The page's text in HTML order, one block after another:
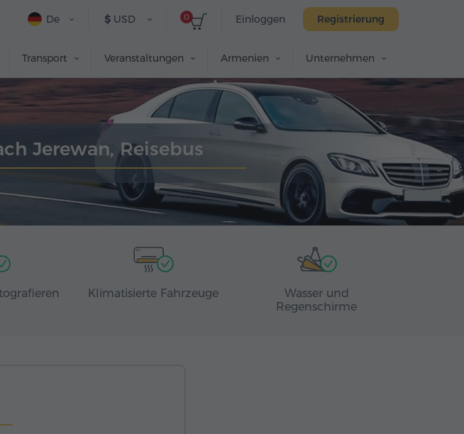
Einloggen Registrierung
0
$ USD
De
Transport Veranstaltungen Armenien Unternehmen
Jerewan, Reisebus
Klimatisierte Fahrzeuge
Wasser und
Regenschirme